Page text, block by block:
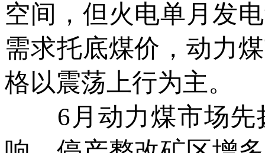
空间，但火电单月发
需求托底煤价，动力
格以震荡上行为主。
6月动力煤市场先